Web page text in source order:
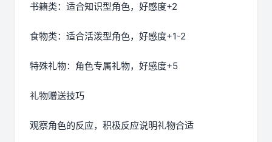
书籍类：适合知识型角色，好感度+2
食物类：适合活泼型角色，好感度+1-2
特殊礼物：角色专属礼物，好感度+5
礼物赠送技巧
观察角色的反应，积极反应说明礼物合适